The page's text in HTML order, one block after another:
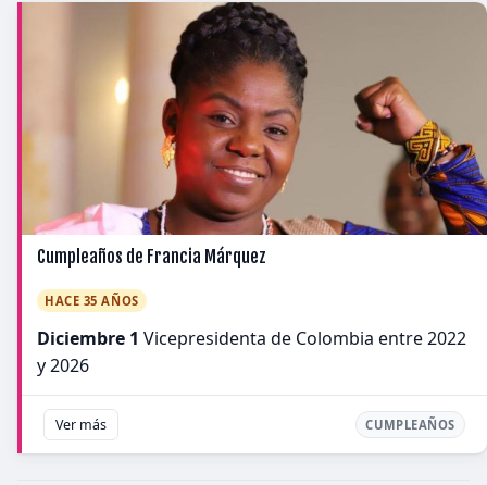
Cumpleaños de Francia Márquez
HACE 35 AÑOS
Diciembre 1 Vicepresidenta de Colombia entre 2022
y 2026
Ver más CUMPLEAÑOS